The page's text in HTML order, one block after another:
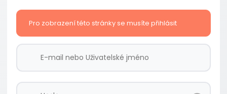
Pro zobrazení této stránky se musíte přihlásit